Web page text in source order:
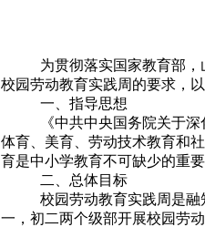
为贯彻落实国家教育部
校园劳动教育实践周的要求，
一、指导思想
《中共中央国务院关于
体育、美育、劳动技术教育和
育是中小学教育不可缺少的重
二、总体目标
校园劳动教育实践周是
一，初二两个级部开展校园劳